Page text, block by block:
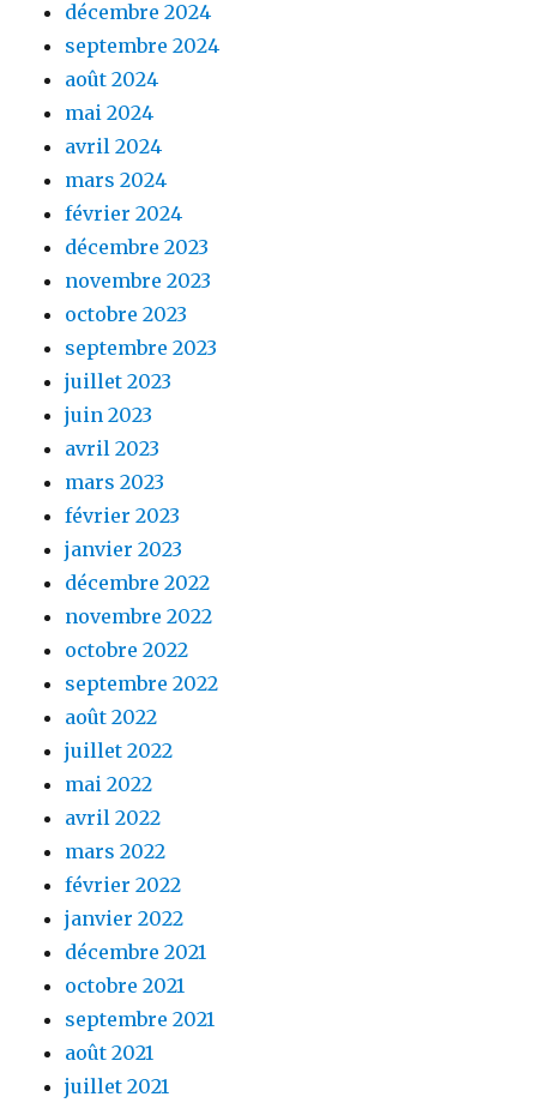
décembre 2024
septembre 2024
août 2024
mai 2024
avril 2024
mars 2024
février 2024
décembre 2023
novembre 2023
octobre 2023
septembre 2023
juillet 2023
juin 2023
avril 2023
mars 2023
février 2023
janvier 2023
décembre 2022
novembre 2022
octobre 2022
septembre 2022
août 2022
juillet 2022
mai 2022
avril 2022
mars 2022
février 2022
janvier 2022
décembre 2021
octobre 2021
septembre 2021
août 2021
juillet 2021